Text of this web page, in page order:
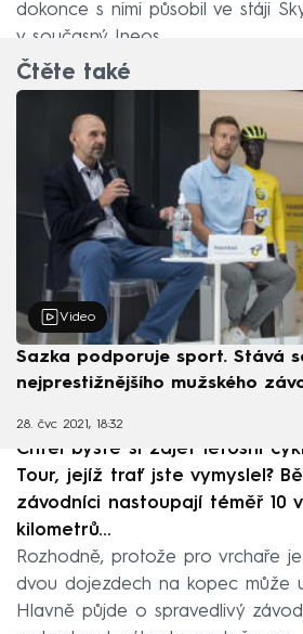
dokonce s nimi působil ve stáji
v současný Ineos.
Čtěte také
Video
Sazka podporuje sport. Stává
nejprestižnějšího mužského
28. čvc 2021, 18:32
Chtěl byste si zajet letošní
Tour, jejíž trať jste vymyslel?
závodníci nastoupají téměř 10
kilometrů…
Rozhodně, protože pro vrchaře
dvou dojezdech na kopec může
Hlavně půjde o spravedlivý